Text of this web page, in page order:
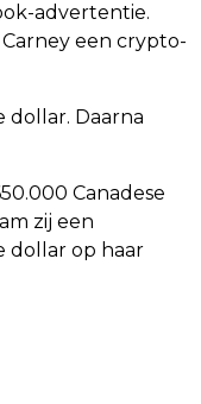
advertentie.
een crypto-
dollar. Daarna
Canadese
zij een
dollar op haar